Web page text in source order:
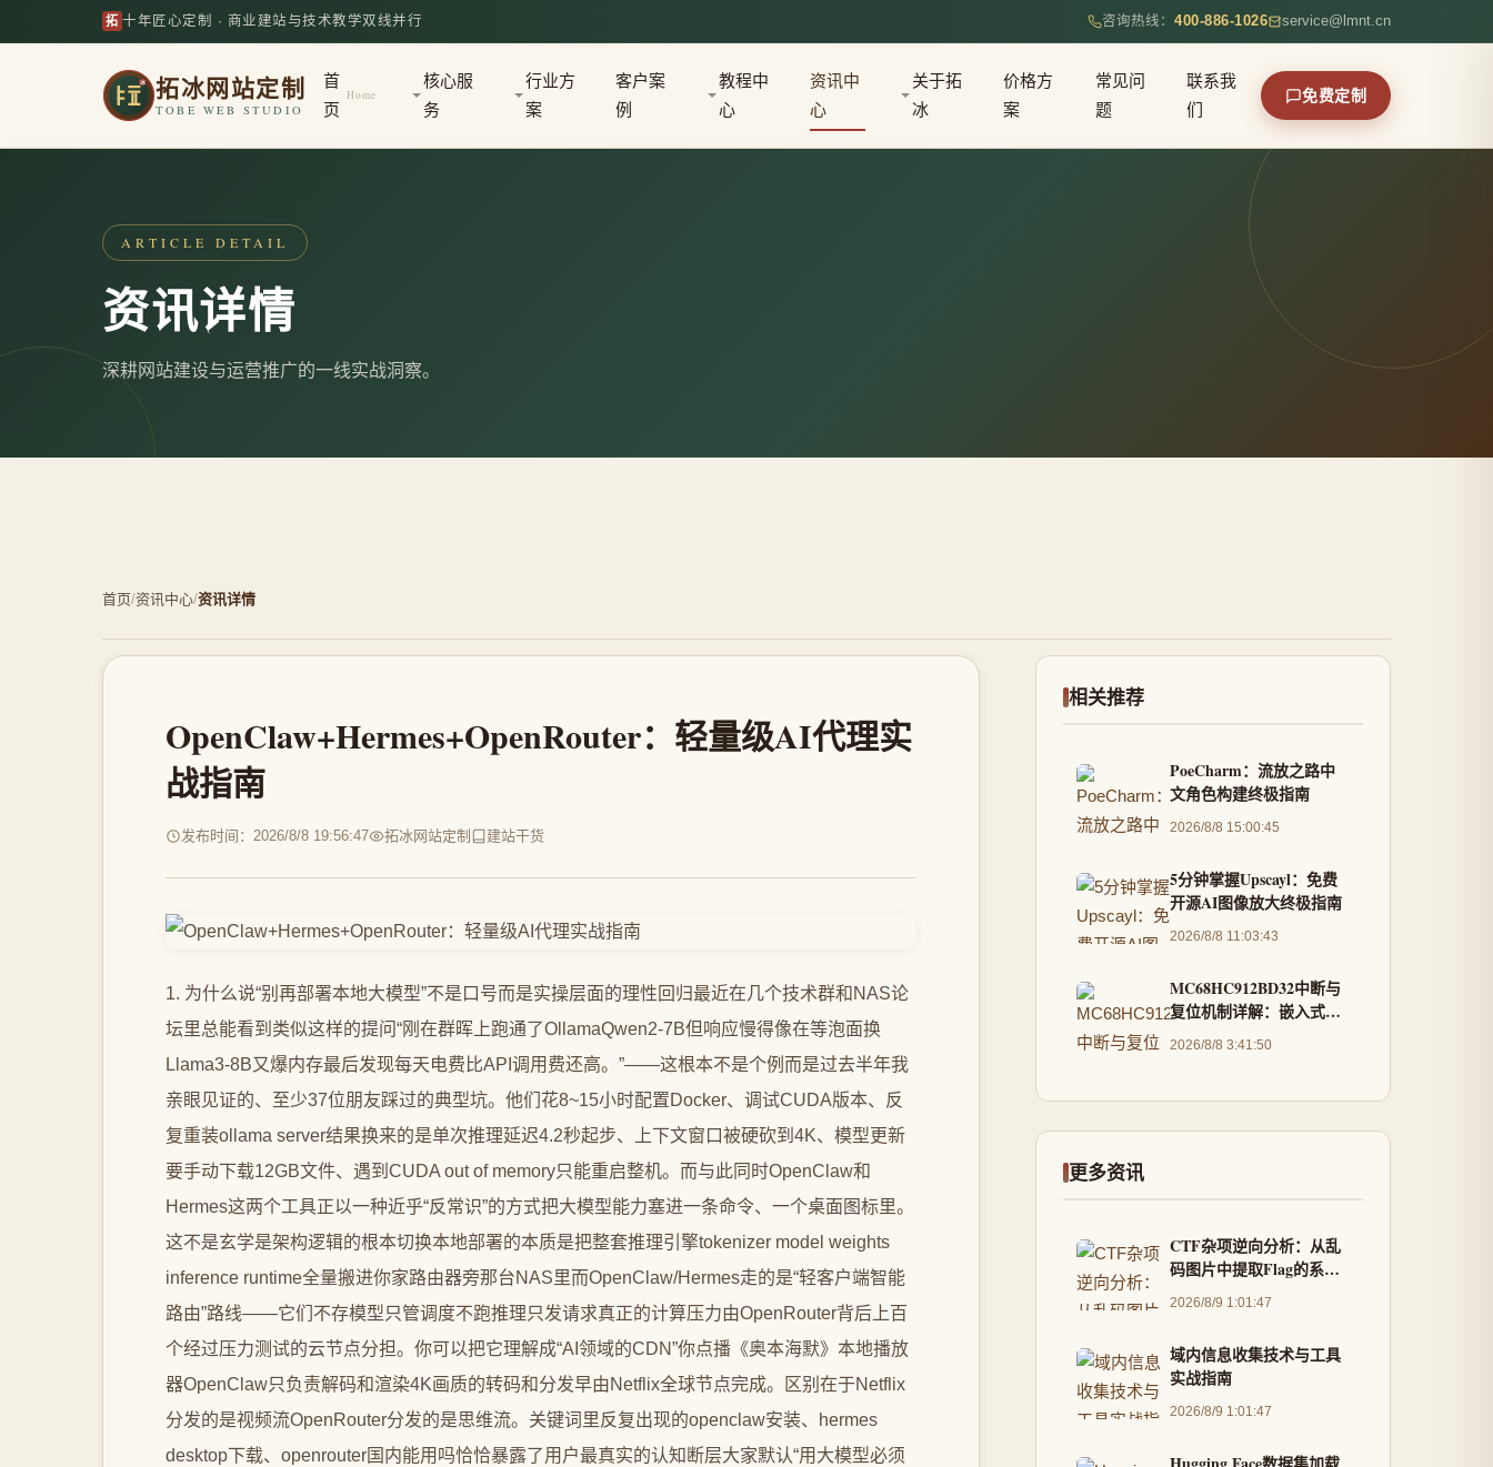
拓 十年匠心定制 · 商业建站与技术教学双线并行 咨询热线： 400-886-1026 service@lmnt.cn
拓冰网站定制
TOBE WEB STUDIO
首
页
Home
核心服
务
行业方
案
客户案
例
教程中
心
资讯中
心
关于拓
冰
价格方
案
常见问
题
联系我
们
免费定制
ARTICLE DETAIL
资讯详情
深耕网站建设与运营推广的一线实战洞察。
首页/资讯中心/资讯详情
OpenClaw+Hermes+OpenRouter：轻量级AI代理实
战指南
发布时间：2026/8/8 19:56:47 拓冰网站定制 建站干货
1. 为什么说“别再部署本地大模型”不是口号而是实操层面的理性回归最近在几个技术群和NAS论
坛里总能看到类似这样的提问“刚在群晖上跑通了OllamaQwen2-7B但响应慢得像在等泡面换
Llama3-8B又爆内存最后发现每天电费比API调用费还高。”——这根本不是个例而是过去半年我
亲眼见证的、至少37位朋友踩过的典型坑。他们花8~15小时配置Docker、调试CUDA版本、反
复重装ollama server结果换来的是单次推理延迟4.2秒起步、上下文窗口被硬砍到4K、模型更新
要手动下载12GB文件、遇到CUDA out of memory只能重启整机。而与此同时OpenClaw和
Hermes这两个工具正以一种近乎“反常识”的方式把大模型能力塞进一条命令、一个桌面图标里。
这不是玄学是架构逻辑的根本切换本地部署的本质是把整套推理引擎tokenizer model weights
inference runtime全量搬进你家路由器旁那台NAS里而OpenClaw/Hermes走的是“轻客户端智能
路由”路线——它们不存模型只管调度不跑推理只发请求真正的计算压力由OpenRouter背后上百
个经过压力测试的云节点分担。你可以把它理解成“AI领域的CDN”你点播《奥本海默》本地播放
器OpenClaw只负责解码和渲染4K画质的转码和分发早由Netflix全球节点完成。区别在于Netflix
分发的是视频流OpenRouter分发的是思维流。关键词里反复出现的openclaw安装、hermes
desktop下载、openrouter国内能用吗恰恰暴露了用户最真实的认知断层大家默认“用大模型必须
相关推荐
PoeCharm：流放之路中
文角色构建终极指南
2026/8/8 15:00:45
5分钟掌握Upscayl：免费
开源AI图像放大终极指南
2026/8/8 11:03:43
MC68HC912BD32中断与
复位机制详解：嵌入式系
统稳定性的核心
2026/8/8 3:41:50
更多资讯
CTF杂项逆向分析：从乱
码图片中提取Flag的系统
化方法
2026/8/9 1:01:47
域内信息收集技术与工具
实战指南
2026/8/9 1:01:47